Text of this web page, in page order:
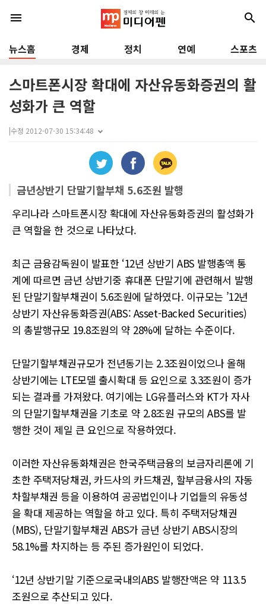
menu search
뉴스홈 경제 정치 연예 스포츠
스마트폰시장 확대에 자산유동화증권의 활
성화가 큰 역할
|수정 2012-07-30 15:34:48
금년상반기 단말기할부채 5.6조원 발행
우리나라 스마트폰시장 확대에 자산유동화증권의 활성화가
큰 역할을 한 것으로 나타났다.
최근 금융감독원이 발표한 ‘12년 상반기 ABS 발행총액 통
계에 따르면 금년 상반기중 휴대폰 단말기에 관련해서 발행
된 단말기할부채권이 5.6조원에 달하였다. 이규모는 ’12년
상반기 자산유동화증권(ABS: Asset-Backed Securities)
의 총발행규모 19.8조원의 약 28%에 달하는 수준이다.
단말기할부채권규모가 전년동기는 2.3조원이었으나 올해
상반기에는 LTE모델 출시확대 등 요인으로 3.3조원이 증가
되는 결과를 가져왔다. 여기에는 LG유플러스와 KT가 자사
의 단말기할부채권을 기초로 약 2.8조원 규모의 ABS를 발
행한 것이 제일 큰 요인으로 작용하였다.
이러한 자산유동화채권은 한국주택금융의 보금자리론에 기
초한 주택저당채권, 카드사의 카드채권, 할부금융사의 자동
차할부채권 등을 이용하여 공공법인이나 기업들의 유동성
을 확대 제공하는 역할을 하고 있다. 특히 주택저당채권
(MBS), 단말기할부채권 ABS가 금년 상반기 ABS시장의
58.1%를 차지하는 등 주된 증가원인이 되었다.
‘12년 상반기말 기준으로국내의ABS 발행잔액은 약 113.5
조원으로 추산되고 있다.